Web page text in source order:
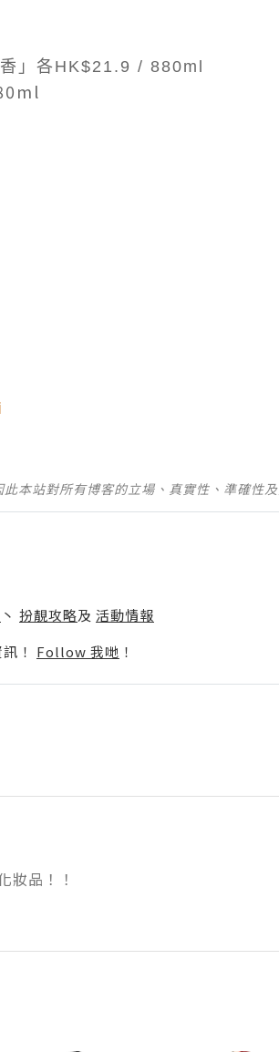
」各HK$21.9 / 880ml
本站對所有博客的立場、真實性、準確性
丶 扮靚攻略及 活動情報
！ Follow 我哋 ！
妝品！！